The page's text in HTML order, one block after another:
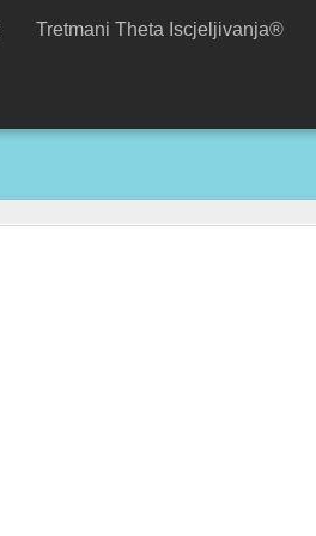
Tretmani Theta Iscjeljivanja®